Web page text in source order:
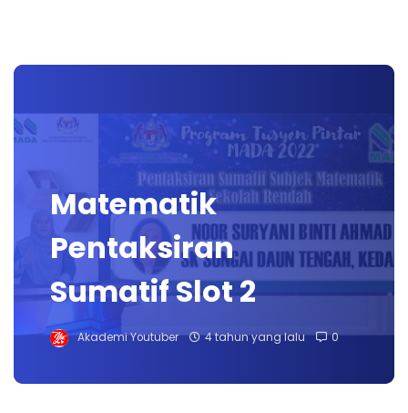
Matematik
Pentaksiran
Sumatif Slot 2
Akademi Youtuber 4 tahun yang lalu 0